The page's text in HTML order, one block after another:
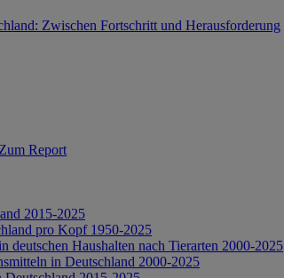
Zwischen Fortschritt und Herausforderung
Zum Report
2015-2025
pro Kopf 1950-2025
deutschen Haushalten nach Tierarten 2000-2025
in Deutschland 2000-2025